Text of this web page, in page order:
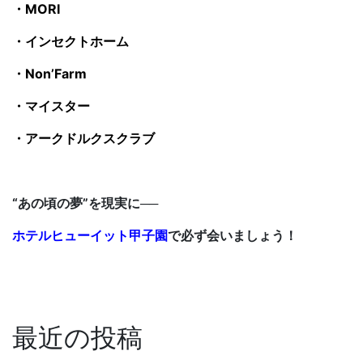
・MORI
・インセクトホーム
・Non’Farm
・マイスター
・アークドルクスクラブ
“あの頃の夢”を現実に──
ホテルヒューイット甲子園で必ず会いましょう！
最近の投稿